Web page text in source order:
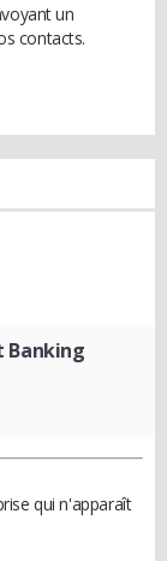
un
contacts.
Banking
qui n'apparaît